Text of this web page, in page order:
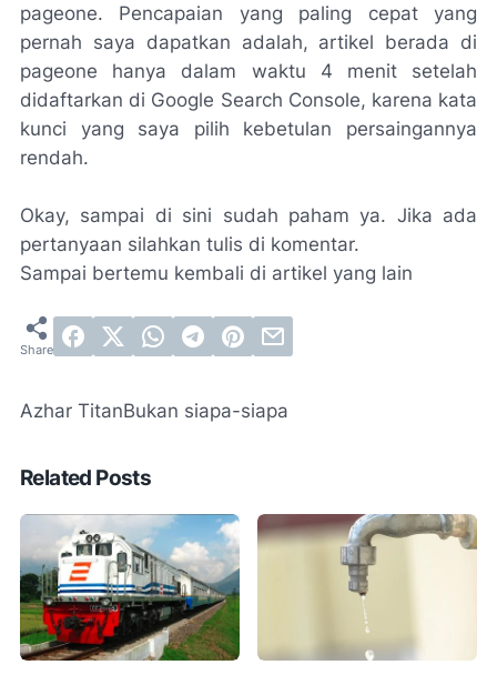
pageone. Pencapaian yang paling cepat yang
pernah saya dapatkan adalah, artikel berada di
pageone hanya dalam waktu 4 menit setelah
didaftarkan di Google Search Console, karena kata
kunci yang saya pilih kebetulan persaingannya
rendah.
Okay, sampai di sini sudah paham ya. Jika ada
pertanyaan silahkan tulis di komentar.
Sampai bertemu kembali di artikel yang lain
Azhar TitanBukan siapa-siapa
Related Posts